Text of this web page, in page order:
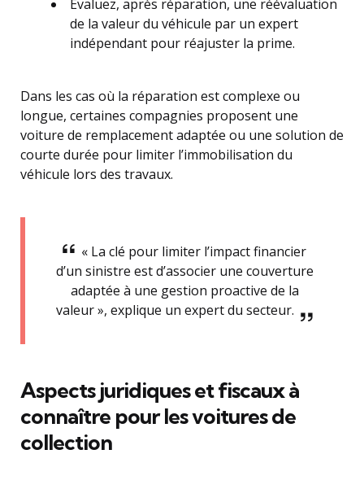
Évaluez, après réparation, une réévaluation
de la valeur du véhicule par un expert
indépendant pour réajuster la prime.
Dans les cas où la réparation est complexe ou
longue, certaines compagnies proposent une
voiture de remplacement adaptée ou une solution de
courte durée pour limiter l’immobilisation du
véhicule lors des travaux.
« La clé pour limiter l’impact financier
d’un sinistre est d’associer une couverture
adaptée à une gestion proactive de la
valeur », explique un expert du secteur.
Aspects juridiques et fiscaux à
connaître pour les voitures de
collection